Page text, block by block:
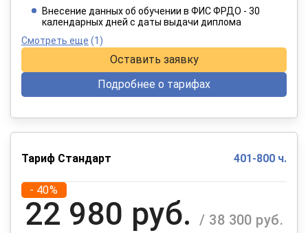
При оплате в рассрочку на 12 месяцев
Внесение данных об обучении в ФИС ФРДО - 30
календарных дней с даты выдачи диплома
Смотреть еще (1)
Оставить заявку
Подробнее о тарифах
Тариф Стандарт 401-800 ч.
- 40%
22 980 руб. / 38 300 руб.